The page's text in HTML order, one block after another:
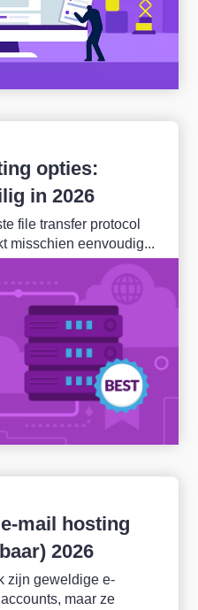
opties:
in 2026
file transfer protocol
misschien eenvoudig...
mail hosting
2026
zijn geweldige e-
maar ze